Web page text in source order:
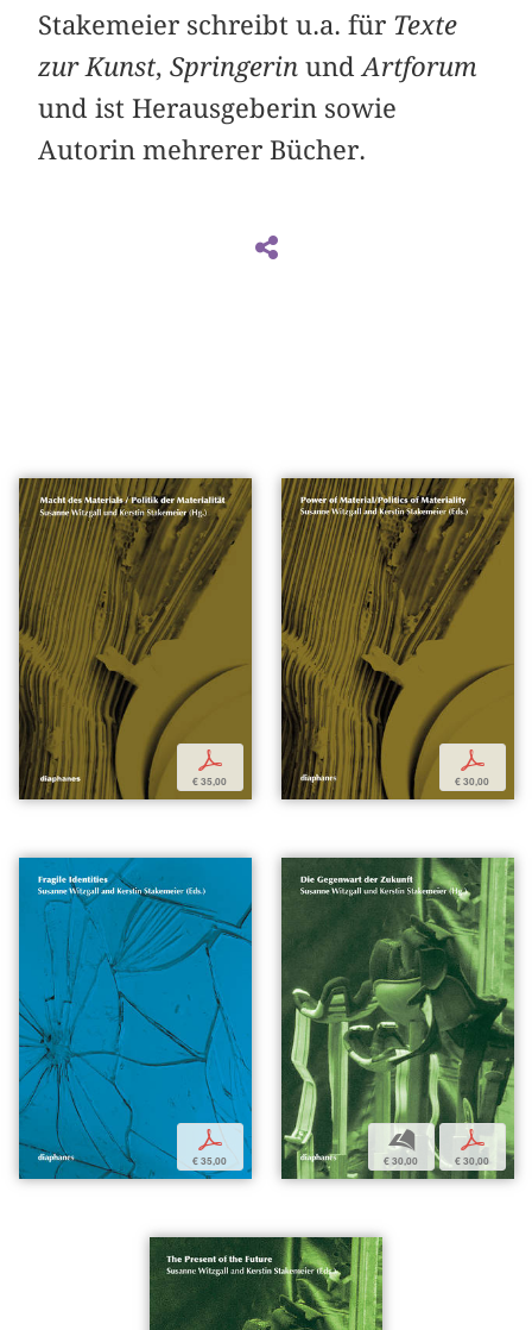
Stakemeier schreibt u.a. für Texte
zur Kunst,SpringerinundArtforum
und ist Herausgeberin sowie
Autorin mehrerer Bücher.
p
€ 35,00
p
€ 30,00
p
€ 35,00
b
€ 30,00
p
€ 30,00